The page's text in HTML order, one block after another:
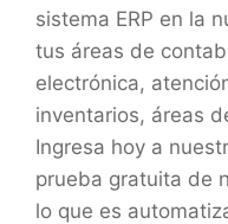
sistema ERP en la
tus áreas de
electrónica,
inventarios, áreas
Ingresa hoy a
prueba gratuita de
lo que es